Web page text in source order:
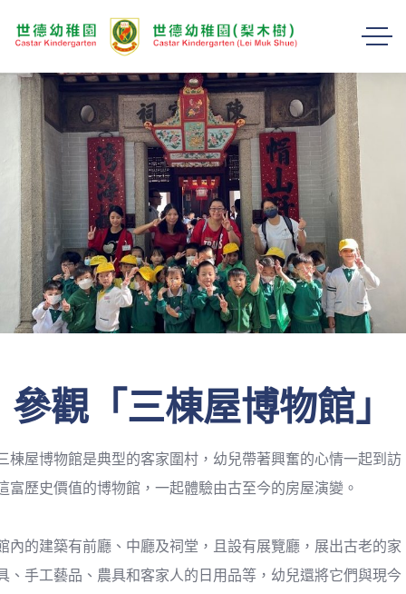
參觀「三棟屋博物館」
棟屋博物館是典型的客家圍村，幼兒帶著興奮的心情一起到訪
富歷史價值的博物館，一起體驗由古至今的房屋演變。
內的建築有前廳、中廳及祠堂，且設有展覽廳，展出古老的家
、手工藝品、農具和客家人的日用品等，幼兒還將它們與現今